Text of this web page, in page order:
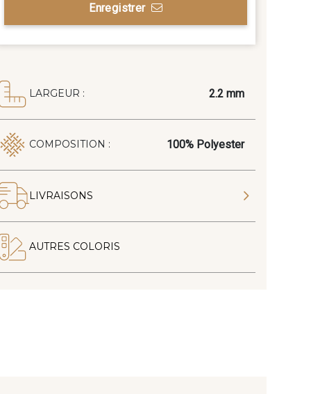
Enregistrer
LARGEUR : 2.2 mm
COMPOSITION : 100% Polyester
LIVRAISONS
AUTRES COLORIS